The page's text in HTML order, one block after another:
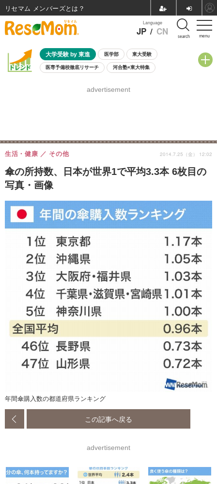
menu
Language
JP / CN search
大学受験 by 東進 医学部 東大受験
医専予備校徹底リサーチ 河合塾×東大特集
8月開催学校説明会・相談会
advertisement
傘の所持数、日本が世界1で平均3.3本 6枚目の
写真・画像
生活・健康 その他 2014.7.25（金） 12:02
年間傘購入数の都道府県ランキング
この記事へ戻る
advertisement
リセマム メンバーズ